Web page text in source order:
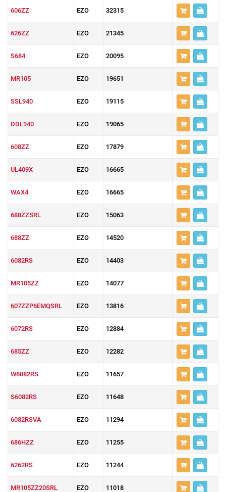
606ZZ EZO 32315
626ZZ EZO 21345
S684 EZO 20095
MR105 EZO 19651
SSL940 EZO 19115
DDL940 EZO 19065
608ZZ EZO 17879
UL409X EZO 16665
WAX4 EZO 16665
688ZZSRL EZO 15063
688ZZ EZO 14520
6082RS EZO 14403
MR105ZZ EZO 14077
607ZZP6EMQSRL EZO 13816
6072RS EZO 12884
685ZZ EZO 12282
W6082RS EZO 11657
S6082RS EZO 11648
6082RSVA EZO 11294
686HZZ EZO 11255
6262RS EZO 11244
MR105ZZ20SRL EZO 11018